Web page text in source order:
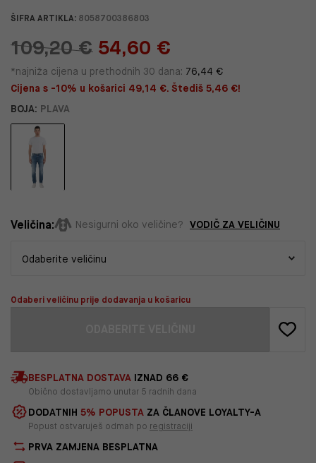
ŠIFRA ARTIKLA: 8058700386803
109,20 € 54,60 €
*najniža cijena u prethodnih 30 dana: 76,44 €
Cijena s -10% u košarici 49,14 €. Štediš 5,46 €!
BOJA: PLAVA
Veličina: Nesigurni oko veličine? VODIČ ZA VELIČINU
Odaberi veličinu prije dodavanja u košaricu
BESPLATNA DOSTAVA IZNAD 66 €
Obično dostavljamo unutar 5 radnih dana
DODATNIH 5% POPUSTA ZA ČLANOVE LOYALTY-A
Popust ostvaruješ odmah po registraciji
PRVA ZAMJENA BESPLATNA